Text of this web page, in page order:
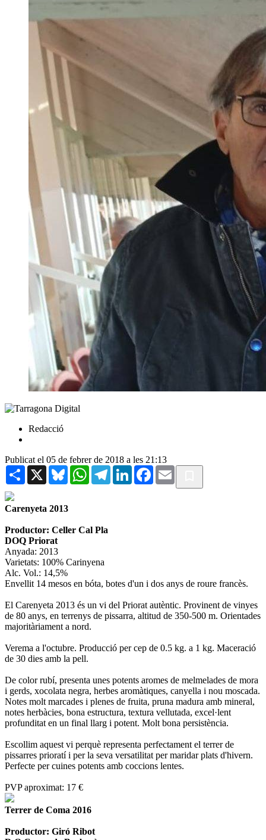
Redacció
Publicat el 05 de febrer de 2018 a les 21:13
Share X BlueskyWhatsAppTelegramLinkedInFacebook
Email
Carenyeta 2013
Productor: Celler Cal Pla
DOQ Priorat
Anyada: 2013
Varietats: 100% Carinyena
Alc. Vol.: 14,5%
Envellit 14 mesos en bóta, botes d'un i dos anys de roure francès.
El Carenyeta 2013 és un vi del Priorat autèntic. Provinent de vinyes
de 80 anys, en terrenys de pissarra, altitud de 350-500 m. Orientades
majoritàriament a nord.
Verema a l'octubre. Producció per cep de 0.5 kg. a 1 kg. Maceració
de 30 dies amb la pell.
De color rubí, presenta unes potents aromes de melmelades de mora
i gerds, xocolata negra, herbes aromàtiques, canyella i nou moscada.
Notes molt marcades i plenes de fruita, pruna madura amb mineral,
notes herbàcies, bona estructura, textura vellutada, excel·lent
profunditat en un final llarg i potent. Molt bona persistència.
Escollim aquest vi perquè representa perfectament el terrer de
pissarres prioratí i per la seva versatilitat per maridar plats d'hivern.
Perfecte per cuines potents amb coccions lentes.
PVP aproximat: 17 €
Terrer de Coma 2016
Productor: Giró Ribot